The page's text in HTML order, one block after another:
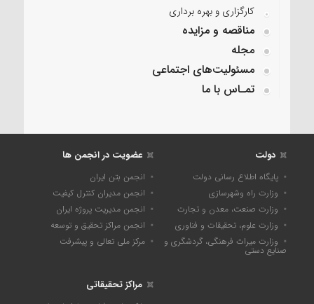
کارگزاری و بهره برداری
مناقصه و مزایده
مجله
مسئولیت‌های اجتماعی
تمـاس با ما
دولت
پایگاه اطلاع رسانی دولت
وزارت راه وشهرسازی
وزارت صنعت، معدن و تجارت
وزارت علوم، تحقیقات و فناوری
وزارت میراث فرهنگی، گردشگری و
صنایع دستی
عضویت در انجمن ها
انجمن بتن ایران
انجمن مدیران کنترل کیفیت
انجمن مدیریت پروژه ایران
انجمن مراکز تحقیق و توسعه
مرکز ملی تعالی و پیشرفت
مراکز تحقیقاتی